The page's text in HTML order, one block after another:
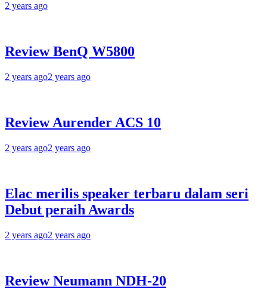
2 years ago
Review BenQ W5800
2 years ago2 years ago
Review Aurender ACS 10
2 years ago2 years ago
Elac merilis speaker terbaru dalam seri
Debut peraih Awards
2 years ago2 years ago
Review Neumann NDH-20